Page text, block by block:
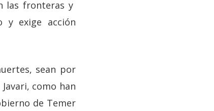
las fronteras y
y exige acción
sean por
como han
de Temer